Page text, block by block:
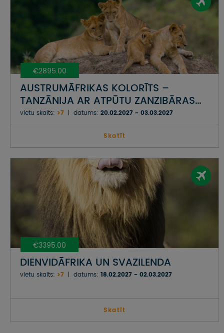
€2895.00
AUSTRUMĀFRIKAS KOLORĪTS –
TANZĀNIJA AR ATPŪTU ZANZIBĀRAS
SALĀ
vietu skaits: >7 datums: 20.02.2027 - 03.03.2027
Skatīt
€3395.00
DIENVIDĀFRIKA UN SVAZILENDA
vietu skaits: >7 datums: 18.02.2027 - 02.03.2027
Skatīt